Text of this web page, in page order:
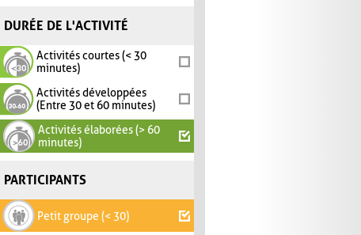
DURÉE DE L'ACTIVITÉ
Activités courtes (< 30
minutes)
Activités développées
(Entre 30 et 60 minutes)
Activités élaborées (> 60
minutes)
PARTICIPANTS
Petit groupe (< 30)